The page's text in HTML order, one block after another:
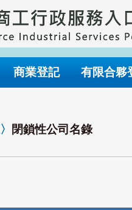
商業登記 有限合夥
〉 閉鎖性公司名錄